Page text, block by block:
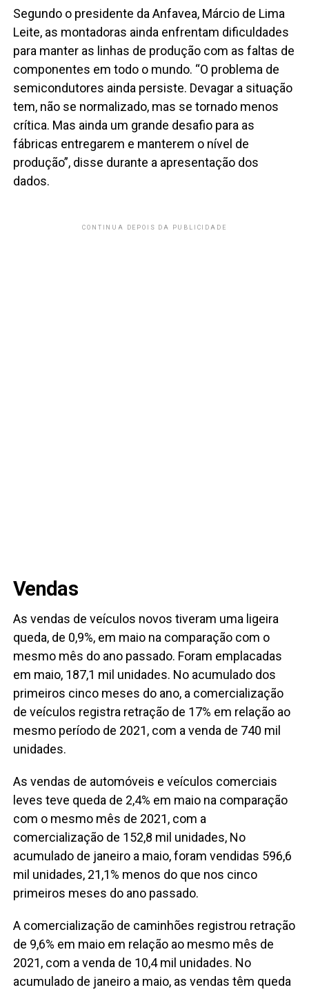
Segundo o presidente da Anfavea, Márcio de Lima
Leite, as montadoras ainda enfrentam dificuldades
para manter as linhas de produção com as faltas de
componentes em todo o mundo. “O problema de
semicondutores ainda persiste. Devagar a situação
tem, não se normalizado, mas se tornado menos
crítica. Mas ainda um grande desafio para as
fábricas entregarem e manterem o nível de
produção”, disse durante a apresentação dos
dados.
CONTINUA DEPOIS DA PUBLICIDADE
Vendas
As vendas de veículos novos tiveram uma ligeira
queda, de 0,9%, em maio na comparação com o
mesmo mês do ano passado. Foram emplacadas
em maio, 187,1 mil unidades. No acumulado dos
primeiros cinco meses do ano, a comercialização
de veículos registra retração de 17% em relação ao
mesmo período de 2021, com a venda de 740 mil
unidades.
As vendas de automóveis e veículos comerciais
leves teve queda de 2,4% em maio na comparação
com o mesmo mês de 2021, com a
comercialização de 152,8 mil unidades, No
acumulado de janeiro a maio, foram vendidas 596,6
mil unidades, 21,1% menos do que nos cinco
primeiros meses do ano passado.
A comercialização de caminhões registrou retração
de 9,6% em maio em relação ao mesmo mês de
2021, com a venda de 10,4 mil unidades. No
acumulado de janeiro a maio, as vendas têm queda